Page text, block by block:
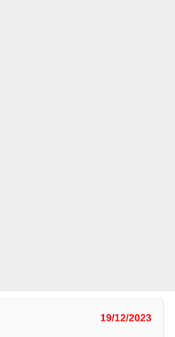
19/12/2023